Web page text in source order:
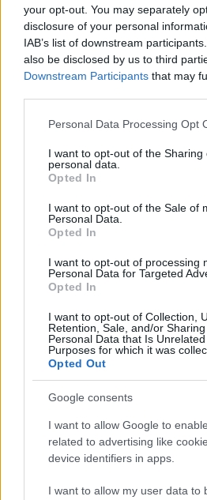
your opt-out. You may separately
disclosure of your personal
IAB’s list of downstream
also be disclosed by us to third
Downstream Participants that may
Please note that this website/app
not limited to your visit or usage
grant or deny consent to Google
use your data for below specified
consent section.
Personal Data Processing Opt
I want to opt-out of the Sharing
personal data.
Opted In
I want to opt-out of the Sale of
Personal Data.
Opted In
I want to opt-out of processing
Personal Data for Targeted
Opted In
I want to opt-out of Collection,
Retention, Sale, and/or
Personal Data that Is
Purposes for which it was
Opted Out
Google consents
I want to allow Google to
related to advertising like
device identifiers in apps.
I want to allow my user data to
ΔΙΑΦΗΜΙΣΗ
Ιωάννα Τούνη: «Σκάστε και
βράστε στο ζουμί σας» λέει
για τις αντιδράσεις μετά
την εμφάνισή της στις